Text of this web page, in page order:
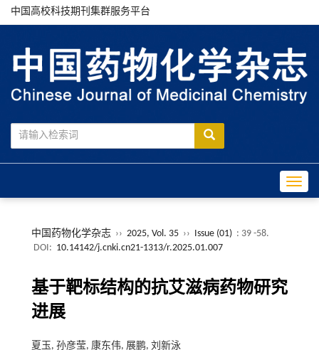
中国高校科技期刊集群服务平台
中国药物化学杂志 ›› 2025, Vol. 35 ›› Issue (01) : 39 -58.
DOI: 10.14142/j.cnki.cn21-1313/r.2025.01.007
基于靶标结构的抗艾滋病药物研究
进展
夏玉, 孙彦莹, 康东伟, 展鹏, 刘新泳